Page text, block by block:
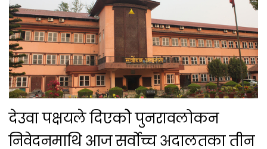
देउवा पक्षयले दिएकोे पुनरावलोकन
निवेदनमाथि आज सर्वोच्च अदालतका तीन